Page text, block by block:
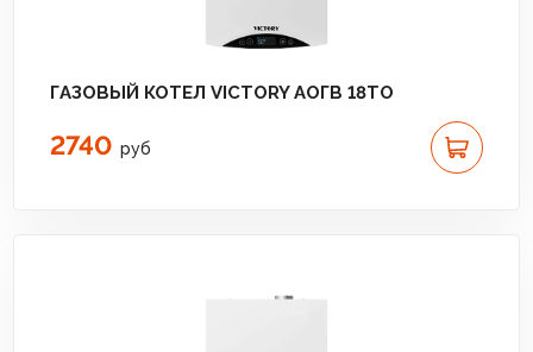
ГАЗОВЫЙ КОТЕЛ VICTORY АОГВ 18TО
2740 руб